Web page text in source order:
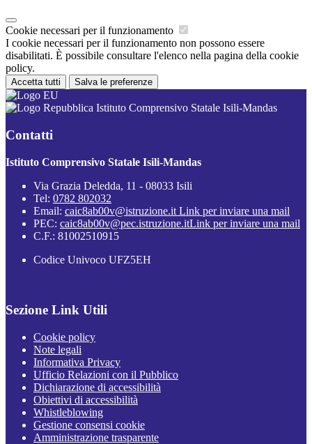
Cookie necessari per il funzionamento
I cookie necessari per il funzionamento non possono essere
disabilitati. È possibile consultare l'elenco nella pagina della cookie
policy.
Accetta tutti Salva le preferenze
Istituto Comprensivo Statale Isili-Mandas
Contatti
Istituto Comprensivo Statale Isili-Mandas
Via Grazia Deledda, 11 - 08033 Isili
Tel: 0782 802032
Email: caic8ab00v@istruzione.it Link per inviare una mail
PEC: caic8ab00v@pec.istruzione.itLink per inviare una mail
C.F.: 81002510915
Codice Univoco UFZ5EH
Sezione Link Utili
Cookie policy
Note legali
Informativa Privacy
Ufficio Relazioni con il Pubblico
Dichiarazione di accessibilità
Obiettivi di accessibilità
Whistleblowing
Gestione consensi cookie
Amministrazione trasparente